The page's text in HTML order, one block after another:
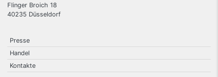
Flinger Broich 18
40235 Düsseldorf
Presse
Handel
Kontakte